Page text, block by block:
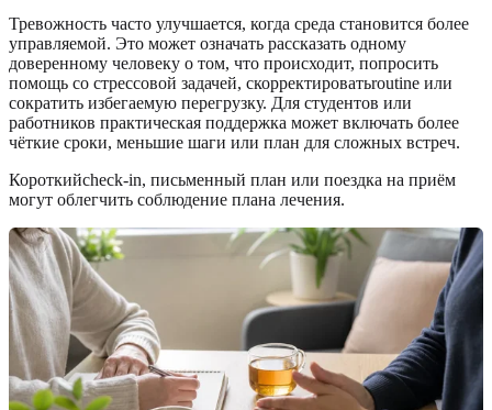
Тревожность часто улучшается, когда среда становится более
управляемой. Это может означать рассказать одному
доверенному человеку о том, что происходит, попросить
помощь со стрессовой задачей, скорректироватьroutine или
сократить избегаемую перегрузку. Для студентов или
работников практическая поддержка может включать более
чёткие сроки, меньшие шаги или план для сложных встреч.
Короткийcheck-in, письменный план или поездка на приём
могут облегчить соблюдение плана лечения.